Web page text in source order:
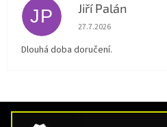
JP Jiří Palán
Hodnocení obchodu
27.7.2026
Dlouhá doba doručení.